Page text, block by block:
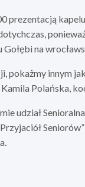
prezentacją
na
pokażmy innym
Polańska,
udział